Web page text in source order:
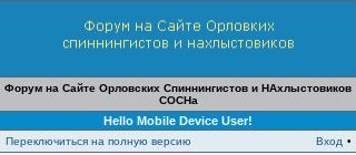
Форум на Сайте Орловских Спиннингистов и НАхлыстовиков
СОСНа
Hello Mobile Device User!
Переключиться на полную версию Вход •